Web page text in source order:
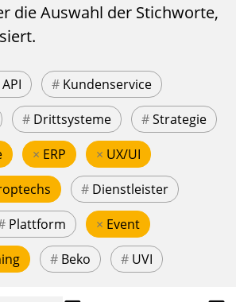
die Auswahl der Stichworte,
# Kundenservice
# Drittsysteme #Strategie
× ERP × UX/UI
# Dienstleister
Plattform × Event
# Beko # UVI